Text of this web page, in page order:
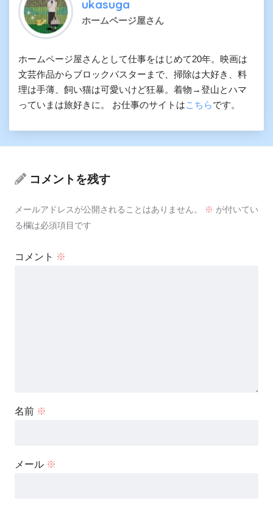
ukasuga
ホームページ屋さん
ホームページ屋さんとして仕事をはじめて20年。映画は
文芸作品からブロックバスターまで、掃除は大好き、料
理は手薄、飼い猫は可愛いけど狂暴。着物→登山とハマ
っていまは旅好きに。 お仕事のサイトはこちらです。
コメントを残す
メールアドレスが公開されることはありません。 ※ が付いてい
る欄は必須項目です
コメント ※
名前 ※
メール ※